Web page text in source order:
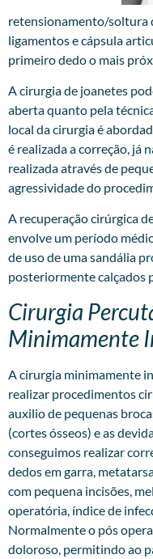
retensionamento/soltura
ligamentos e cápsula
primeiro dedo o mais
A cirurgia de joanetes
aberta quanto pela
local da cirurgia é
é realizada a correção, já
realizada através de
agressividade do
A recuperação cirúrgica
envolve um período
de uso de uma sandália
posteriormente calçados
Cirurgia
Minimamente
Acirurgia minimamente
realizar procedimentos
auxilio de pequenas
(cortes ósseos) e as
conseguimos realizar
dedos em garra,
com pequena incisões,
operatória, índice de
Normalmente o pós
doloroso, permitindo ao